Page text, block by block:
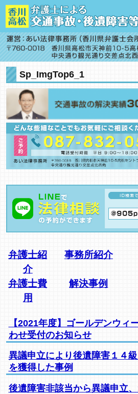
Sp_ImgTop6_1
弁護士紹
介
事務所紹介
弁護士費
用
解決事例
【2021年度】ゴールデンウィ
わせ受付のお知らせ
異議申立により後遺障害１４
を獲得した事例
後遺障害非該当から異議申立